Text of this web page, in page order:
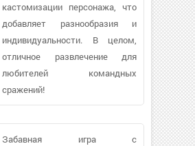
кастомизации персонажа, что
добавляет разнообразия и
индивидуальности. В целом,
отличное развлечение для
любителей командных
сражений!
Забавная игра с